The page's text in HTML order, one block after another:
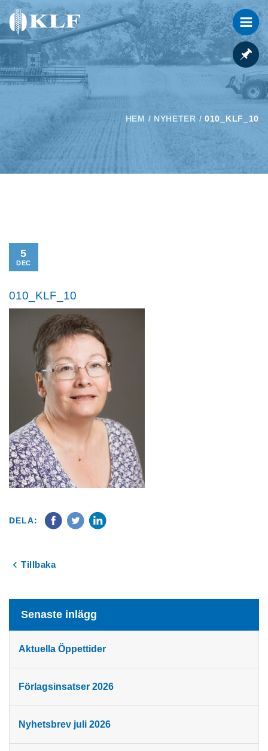
HEM / NYHETER / 010_KLF_10
5
DEC
010_KLF_10
DELA:
Tillbaka
Senaste inlägg
Aktuella Öppettider
Förlagsinsatser 2026
Nyhetsbrev juli 2026